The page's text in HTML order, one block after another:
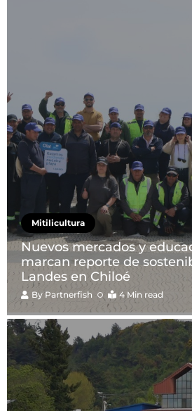
Mitilicultura
Nuevos mercados y
marcan reporte de
Landes en Chiloé
By Partnerfish 4 Min read